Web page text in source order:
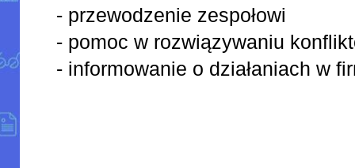
- przewodzenie zespołowi
- pomoc w rozwiązywaniu
- informowanie o działaniach w